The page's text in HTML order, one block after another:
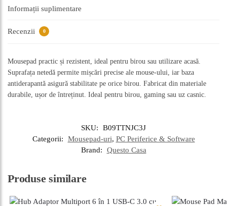
Informații suplimentare
Recenzii 0
Mousepad practic și rezistent, ideal pentru birou sau utilizare acasă.
Suprafața netedă permite mișcări precise ale mouse-ului, iar baza
antiderapantă asigură stabilitate pe orice birou. Fabricat din materiale
durabile, ușor de întreținut. Ideal pentru birou, gaming sau uz casnic.
SKU:
B09TTNJC3J
Categorii:
Mousepad-uri, PC Periferice & Software
Brand:
Questo Casa
Produse similare